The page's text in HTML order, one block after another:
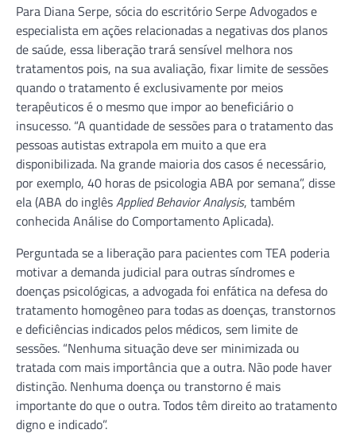
Para Diana Serpe, sócia do escritório Serpe Advogados e
especialista em ações relacionadas a negativas dos planos
de saúde, essa liberação trará sensível melhora nos
tratamentos pois, na sua avaliação, fixar limite de sessões
quando o tratamento é exclusivamente por meios
terapêuticos é o mesmo que impor ao beneficiário o
insucesso. “A quantidade de sessões para o tratamento das
pessoas autistas extrapola em muito a que era
disponibilizada. Na grande maioria dos casos é necessário,
por exemplo, 40 horas de psicologia ABA por semana”, disse
ela (ABA do inglêsApplied Behavior Analysis, também
conhecida Análise do Comportamento Aplicada).
Perguntada se a liberação para pacientes com TEA poderia
motivar a demanda judicial para outras síndromes e
doenças psicológicas, a advogada foi enfática na defesa do
tratamento homogêneo para todas as doenças, transtornos
e deficiências indicados pelos médicos, sem limite de
sessões. “Nenhuma situação deve ser minimizada ou
tratada com mais importância que a outra. Não pode haver
distinção. Nenhuma doença ou transtorno é mais
importante do que o outra. Todos têm direito ao tratamento
digno e indicado”.